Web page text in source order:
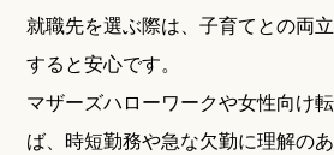
就職先を選ぶ際は、子育てとの両
すると安心です。
マザーズハローワークや女性向け
ば、時短勤務や急な欠勤に理解の